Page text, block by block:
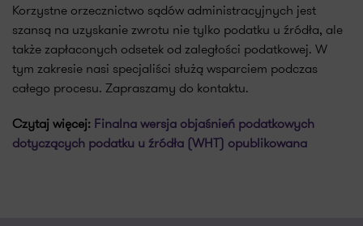
Korzystne orzecznictwo sądów administracyjnych jest
szansą na uzyskanie zwrotu nie tylko podatku u źródła, ale
także zapłaconych odsetek od zaległości podatkowej. W
tym zakresie nasi specjaliści służą wsparciem podczas
całego procesu. Zapraszamy do kontaktu.
Czytaj więcej: Finalna wersja objaśnień podatkowych
dotyczących podatku u źródła (WHT) opublikowana